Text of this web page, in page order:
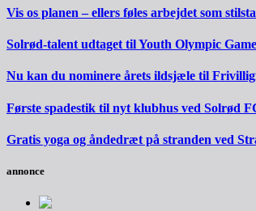
Vis os planen – ellers føles arbejdet som
Solrød-talent udtaget til Youth Olympic
Nu kan du nominere årets ildsjæle til
Første spadestik til nyt klubhus ved Solrød
Gratis yoga og åndedræt på stranden ved
annonce